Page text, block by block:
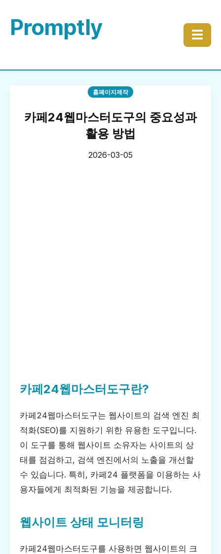
Promptly ☰
홈페이지제작
카페24웹마스터도구의 중요성과
활용 방법
2026-03-05
카페24웹마스터도구란?
카페24웹마스터도구는 웹사이트의 검색 엔진 최
적화(SEO)를 지원하기 위한 유용한 도구입니다.
이 도구를 통해 웹사이트 소유자는 사이트의 상
태를 점검하고, 검색 엔진에서의 노출을 개선할
수 있습니다. 특히, 카페24 플랫폼을 이용하는 사
용자들에게 최적화된 기능을 제공합니다.
웹사이트 상태 모니터링
카페24웹마스터도구를 사용하면 웹사이트의 크